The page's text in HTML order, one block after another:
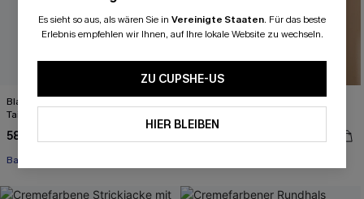
Blaues Mini-Hemdkleid mit
Taillengürtel
58,00 €
Baumwolle
Es sieht so aus, als wären Sie in Vereinigte Staaten. Für das beste
Erlebnis empfehlen wir Ihnen, auf Ihre lokale Website zu wechseln.
ZU CUPSHE-US
HIER BLEIBEN